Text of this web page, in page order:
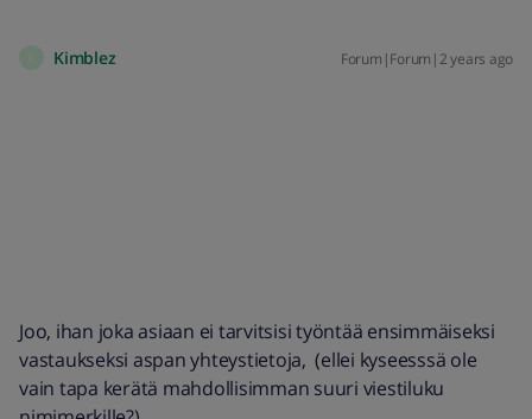
Kimblez Forum|Forum|2 years ago
Joo, ihan joka asiaan ei tarvitsisi työntää ensimmäiseksi
vastaukseksi aspan yhteystietoja, (ellei kyseesssä ole
vain tapa kerätä mahdollisimman suuri viestiluku